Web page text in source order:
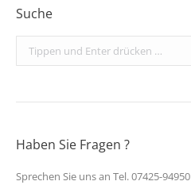
Suche
Search:
Haben Sie Fragen ?
Sprechen Sie uns an Tel. 07425-94950